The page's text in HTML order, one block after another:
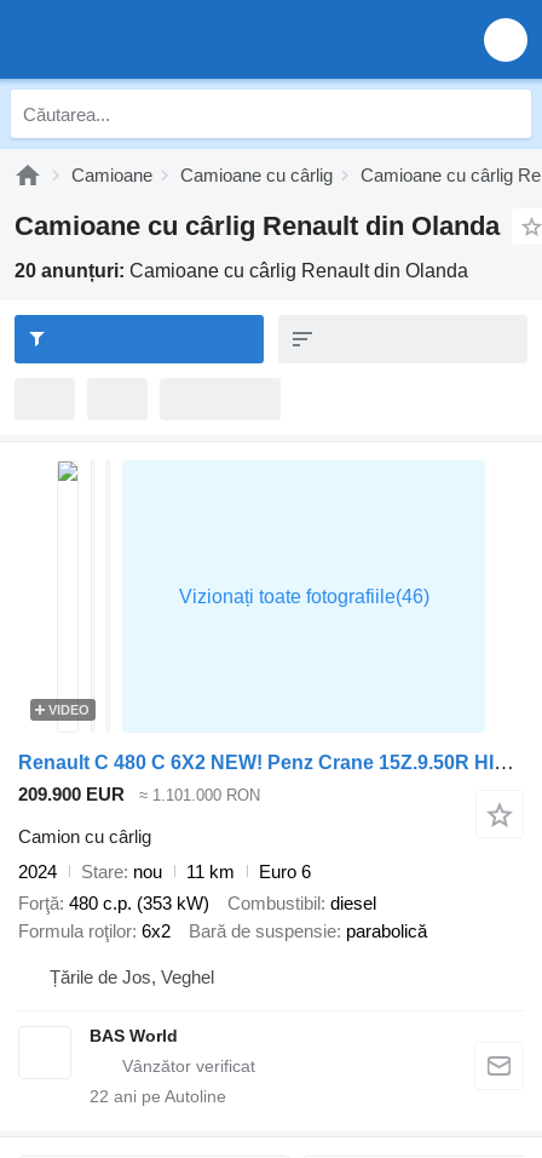
Camioane Camioane cu cârlig Camioane cu cârlig
Camioane cu cârlig Renault din Olanda
20 anunțuri: Camioane cu cârlig Renault din Olanda
VIDEO
Renault C 480 C 6X2 NEW! Penz Crane 15Z.9.50R HIAB 20S56 containersystem
209.900 EUR ≈ 1.101.000 RON
Camion cu cârlig
2024
Stare nou 11 km
Euro 6
Forţă 480 c.p. (353 kW) Combustibil diesel
Formula roţilor 6x2 Bară de suspensie parabolică
Țările de Jos, Veghel
BAS World
22 ani pe Autoline